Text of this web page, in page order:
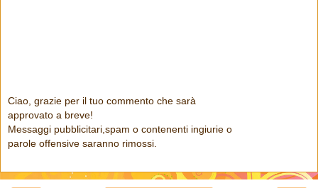
Ciao, grazie per il tuo commento che sarà
approvato a breve!
Messaggi pubblicitari,spam o contenenti ingiurie o
parole offensive saranno rimossi.